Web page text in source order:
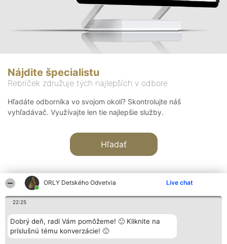
ORLY Detského Odvetvia Live chat
22:25
Dobrý deň, radi Vám pomôžeme! 🙂 Kliknite na
príslušnú tému konverzácie! 🙂
Nájdite špecialistu
Rebríček združuje tých najlepších v odbore
Hľadáte odborníka vo svojom okolí? Skontrolujte náš
vyhľadávač. Využívajte len tie najlepšie služby.
Hľadať
Organizátor hodnotenia
Bright Side Solutions sp. z o.
o. sp. k.
Hodnotenie
Laureáti
Lista
Kontakt
Kontakt